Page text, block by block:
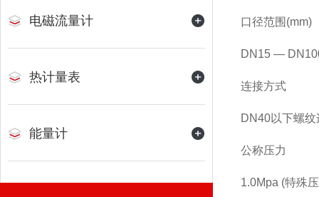
电磁流量计
热计量表
能量计
口径范围(mm)
DN15 —
连接方式
DN40以下螺
公称压力
1.0Mpa (特殊